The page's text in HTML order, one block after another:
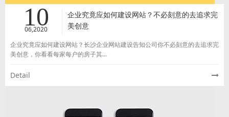
10
06,2020
企业究竟应如何建设网站？不必刻意的去追求完
美创意
企业究竟应如何建设网站？长沙企业网站建设告知公司你不必刻意的去追求完
美创意，你看看每家每户的房子其...
Detail